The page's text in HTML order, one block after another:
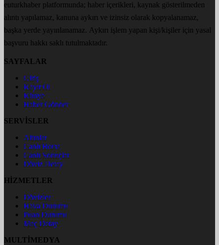
euturkhaber platformunda; haber içerikleri, kaynak gösterilmeden
alıntı yapılamaz, kanuna aykırı ve izinsiz olarak kopyalanamaz,
başka yerde yayınlanamaz. Aykırı işlem yapan kişi/kişiler için yasal
başvuru hakkı saklı tutulmaktadır.
SAYFALAR
Giriş
Kayıt Ol
Künye
Haber Gönder
SERVİSLER
Altınlar
Canlı Borsa
Canlı Sonuçlar
Döviz Detay
HİZMETLER
Dövizler
Hava Durumu
Puan Durumu
Maç Detay
MULTİMEDYA